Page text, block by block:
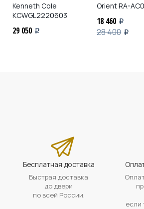
Kenneth Cole
KCWGL2220603
29 050 i
OrientRA-
18 460 i
28 400 i
Бесплатная доставка
Быстрая доставка
до двери
по всей России.
если